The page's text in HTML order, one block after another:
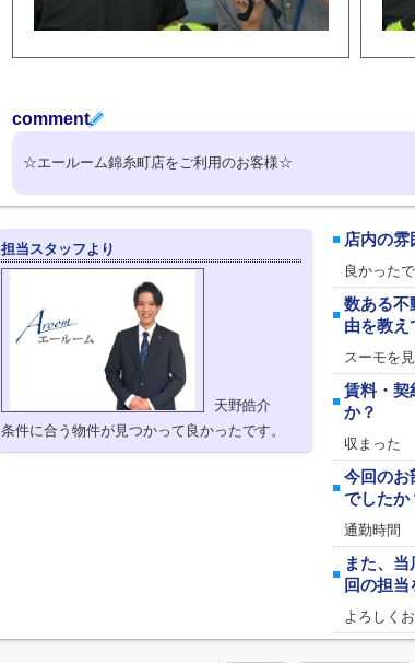
comment
☆エールーム錦糸町店をご利用のお客様☆
担当スタッフより
天野皓介
条件に合う物件が見つかって良かったです。
店内の雰
良かったで
数ある不
由を教え
スーモを
賃料・契
か？
収まった
今回のお
でしたか
通勤時間
また、
回の担
よろしく